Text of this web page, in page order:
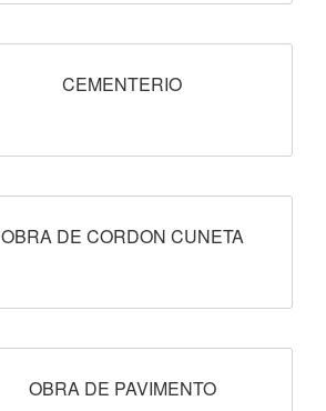
CEMENTERIO
OBRA DE CORDON CUNETA
OBRA DE PAVIMENTO